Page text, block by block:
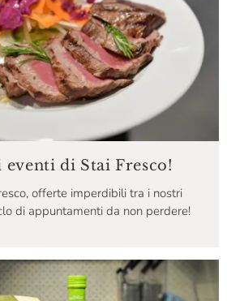
di Stai Fresco!
offerte imperdibili tra i nostri
di appuntamenti da non perdere!